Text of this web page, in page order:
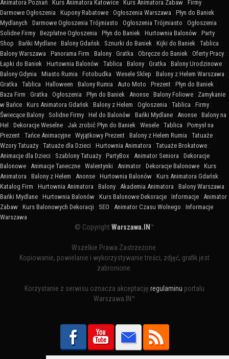
Animatora Poznań : Kurs Animatora Katowice : Kurs Animatora Zabaw : Firmy :
Darmowe Ogłoszenia : Kupony Rabatowe : Ogłoszenia Warszawa : Płyn do Baniek
Mydlanych : Darmowe Ogłoszenia Trójmiasto : Ogłoszenia Trójmiasto : Ogłoszenia :
Solidne Firmy : Bezpłatne Ogłoszenia : Płyn do Baniek : Hurtownia Balonów : Party
Shop : Bańki Mydlane : Balony Gdańsk : Sznurki do Baniek : Kijki do Baniek : Tablica :
Balony Warszawa : Panorama Firm : Balony : Gratka : Obręcze do Baniek : Oferty Pracy :
Łapki do Baniek : Hurtownia Balonów : Tablica : Balony : Gratka : Balony Urodzinowe :
Balony Gdynia : Miasto Rumia : Fotobudka : Wesele Sklep : Balony z Helem Warszawa :
Gratka : Tablica : Halloween : Balony Rumia : Auto Moto : Prezent : Płyn do Baniek :
Baza Firm : Gratka : Ogłoszenia : Płyn do Baniek : Anonse : Balony Foliowe : Zamykanie
w Bańce : Kurs Animatora Gdańsk : Balony z Helem : Ogłoszenia : Tablica : Firmy :
Świecące Balony : Solidne Firmy : Hel do Balonów : Bańki Mydlane : Anonse : Balony na
Hel : Dekoracje Weselne : Jak zrobić Płyn do Baniek : Wesele : Tablica : Pomysł na
Prezent : Tańce Animacyjne : Wyjątkowy Prezent : Balony z Helem Rumia : Tatuaże :
Wzory Tatuaży : Tatuaże dla Dzieci : Hurtownia Animatora : Tatuaże Brokatowe :
Animacje dla Dzieci : Szablony Tatuaży : PartyBox : Animator Seniora : Dekoracje
Balonowe : Animacje Taneczne : Walentynki : Animator : Dekoracje Balonowe : Kurs
Animatora : Balony z Helem : Anonse : Hurtownia Balonów : Kurs Animatora Gdańsk :
Katalog Firm : Hurtownia Animatora : Balony : Akademia Animatora : Balony Warszawa :
Bańki Mydlane : Hurtownia Balonów : Kurs Balonowe Dekoracje : Informacje : Animator
Zabaw : Kurs Balonowych Dekoracji : SEO : Animator Czasu Wolnego : Informacje
Warszawa
© CopyrightWarszawa.IN ™
Wszelkie Prawa Zastrzeżone.
Kopiowanie, powielanie i wykorzystywanie treści, zdjęć, grafik jest
zabronione.
Korzystanie z serwisu oznacza akceptację regulaminu portalu
Warszawa.IN™